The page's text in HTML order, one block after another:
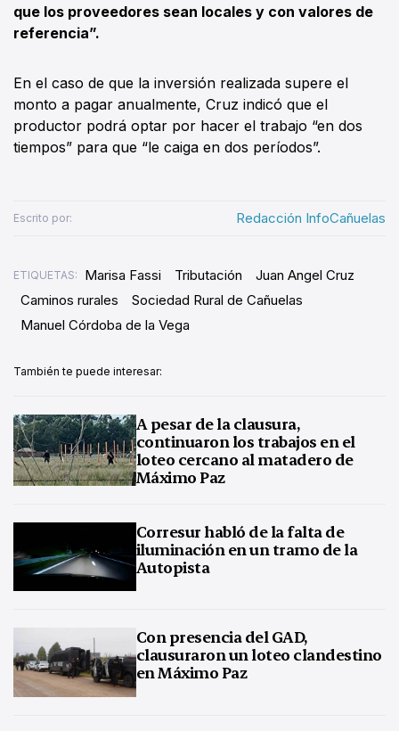
que los proveedores sean locales y con valores de
referencia”.
En el caso de que la inversión realizada supere el
monto a pagar anualmente, Cruz indicó que el
productor podrá optar por hacer el trabajo “en dos
tiempos” para que “le caiga en dos períodos”.
Escrito por: Redacción InfoCañuelas
ETIQUETAS: Marisa Fassi Tributación
Juan Angel Cruz
Caminos rurales
Sociedad Rural de Cañuelas
Manuel Córdoba de la Vega
También te puede interesar:
A pesar de la clausura,
continuaron los trabajos en el
loteo cercano al matadero de
Máximo Paz
Corresur habló de la falta de
iluminación en un tramo de la
Autopista
Con presencia del GAD,
clausuraron un loteo clandestino
en Máximo Paz